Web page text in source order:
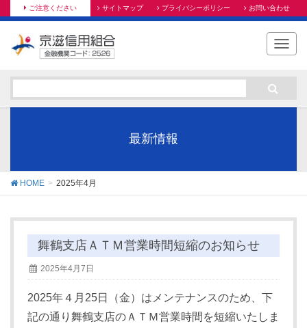
ご注意ください サイトマップ プライバシーポリシー お問い合わせ
T
l
g
最新情報
HOME 2025年4月
舞鶴支店ＡＴＭ営業時間短縮のお知らせ
2025年4月7日
2025年４月25日（金）はメンテナンスのため、下
記の通り舞鶴支店のＡＴＭ営業時間を短縮いたしま